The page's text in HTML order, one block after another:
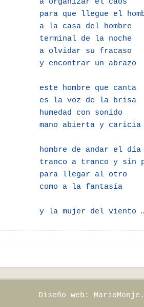
para que llegue el
a la casa del hombre
terminal de la noche
a olvidar su fracaso
y encontrar un abrazo
este hombre que canta
es la voz de la brisa
humedad con sonido
mano abierta y caricia
hombre de andar el día
tranco a tranco y sin
para llegar al otro
como a la fantasía
y la mujer del viento
Diseño web: